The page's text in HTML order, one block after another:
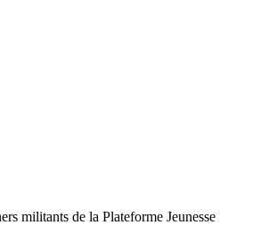
militants de la Plateforme Jeunesse